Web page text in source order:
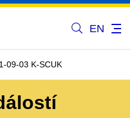
EN
09-03 K-SCUK